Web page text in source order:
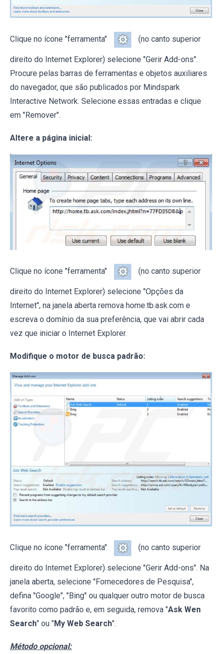
Clique no ícone "ferramenta" (no canto superior
direito do Internet Explorer) selecione "Gerir Add-ons".
Procure pelas barras de ferramentas e objetos auxiliares
do navegador, que são publicados por Mindspark
Interactive Network. Selecione essas entradas e clique
em "Remover".
Altere a página inicial:
Clique no ícone "ferramenta" (no canto superior
direito do Internet Explorer) selecione "Opções da
Internet", na janela aberta remova home.tb.ask.com e
escreva o domínio da sua preferência, que vai abrir cada
vez que iniciar o Internet Explorer.
Modifique o motor de busca padrão:
Clique no ícone "ferramenta" (no canto superior
direito do Internet Explorer) selecione "Gerir Add-ons". Na
janela aberta, selecione "Fornecedores de Pesquisa",
defina "Google", "Bing" ou qualquer outro motor de busca
favorito como padrão e, em seguida, remova "Ask Wen
Search" ou "My Web Search".
Método opcional: